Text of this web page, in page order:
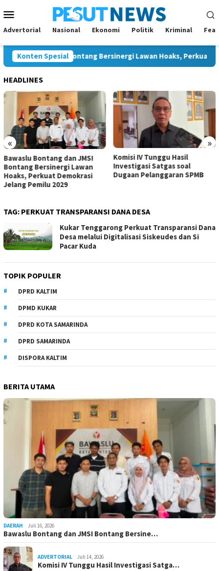
ke
kontenMobile
Advertorial Nasional Ekonomi Politik Kriminal
Konten Spesial
dan JMSI Bontang Bersinergi Lawan Hoaks, Perkuat
HEADLINES
« »
Bontang dan JMSI
Bersinergi Lawan
Perkuat Demokrasi
Pemilu 2029
Komisi IV Tunggu Hasil
Investigasi Satgas soal
Dugaan Pelanggaran SPMB
TAG: PERKUAT TRANSPARANSI DANA DESA
Kukar Tenggarong Perkuat Transparansi Dana
Desa melalui Digitalisasi Siskeudes dan Si
Pacar Kuda
TOPIK POPULER
DPRD KALTIM
DPMD KUKAR
DPRD KOTA SAMARINDA
DPRD SAMARINDA
DISPORA KALTIM
BERITA UTAMA
DAERAH Juli 16, 2026
Bawaslu Bontang dan JMSI Bontang Bersine…
ADVERTORIAL Juli 14, 2026
Komisi IV Tunggu Hasil Investigasi Satga…